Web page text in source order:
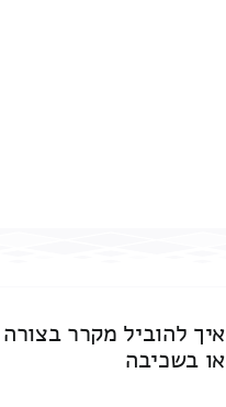
איך להוביל מקרר
או בשכיבה